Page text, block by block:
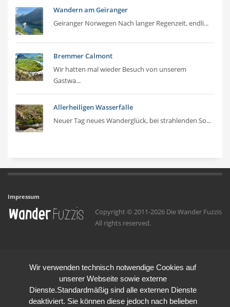
Wandern am Geiranger
Geiranger Norwegen Nach langer Regenzeit, endli...
Bremmer Calmont
Wir hatten mal wieder Besuch von unserem
Gastwa...
Allerheiligen Wasserfälle
Neuer Tag neues Wanderglück, bei strahlenden So...
Impressum
Copyright © 2011-2026 Die Wander Fuzzis
All rights reserved.
Wir verwenden technisch notwendige Cookies auf
unserer Webseite sowie externe
Dienste.Standardmäßig sind alle externen Dienste
deaktiviert. Sie können diese jedoch nach belieben